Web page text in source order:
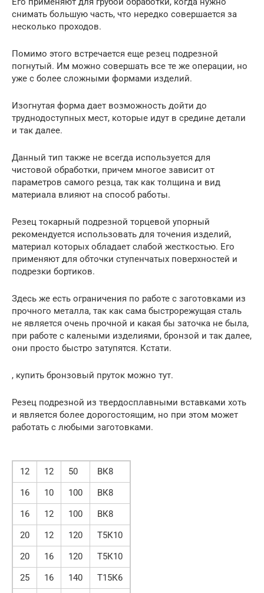
снимать большую часть, что нередко совершается за
несколько проходов.
Помимо этого встречается еще резец подрезной
погнутый. Им можно совершать все те же операции, но
уже с более сложными формами изделий.
Изогнутая форма дает возможность дойти до
труднодоступных мест, которые идут в средине детали
и так далее.
Данный тип также не всегда используется для
чистовой обработки, причем многое зависит от
параметров самого резца, так как толщина и вид
материала влияют на способ работы.
Резец токарный подрезной торцевой упорный
рекомендуется использовать для точения изделий,
материал которых обладает слабой жесткостью. Его
применяют для обточки ступенчатых поверхностей и
подрезки бортиков.
Здесь же есть ограничения по работе с заготовками из
прочного металла, так как сама быстрорежущая сталь
не является очень прочной и какая бы заточка не была,
при работе с калеными изделиями, бронзой и так далее,
они просто быстро затупятся. Кстати.
, купить бронзовый пруток можно тут.
Резец подрезной из твердосплавными вставками хоть
и является более дорогостоящим, но при этом может
работать с любыми заготовками.
12 12 50
ВК8
16
10 100
ВК8
16
12 100
ВК8
20
12 120
Т5К10
20
16 120
Т5К10
25
16 140
Т15К6